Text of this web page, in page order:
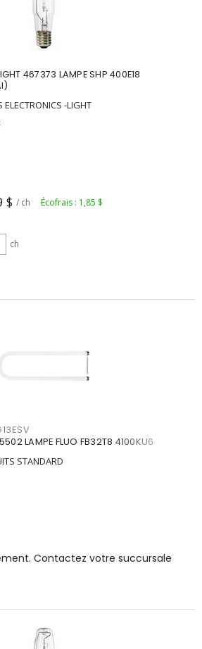
467373 LAMPE SHP 400E18
ELECTRONICS -LIGHT
$ / ch Écofrais : 1,85 $
ch
LAMPE FLUO FB32T8 4100KU6
STANDARD
Contactez votre succursale